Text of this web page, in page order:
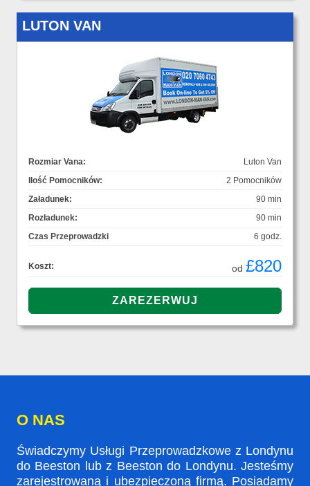
LUTON VAN
Rozmiar Vana:
Luton Van
Ilość Pomocników:
2 Pomocników
Załadunek:
90 min
Rozładunek:
90 min
Czas Przeprowadzki
6 godz.
Koszt: od £820
O NAS
Świadczymy Usługi Przeprowadzkowe z Londynu
do Beeston lub z Beeston do Londynu. Jesteśmy
zarejestrowaną i ubezpieczoną firmą. Posiadamy